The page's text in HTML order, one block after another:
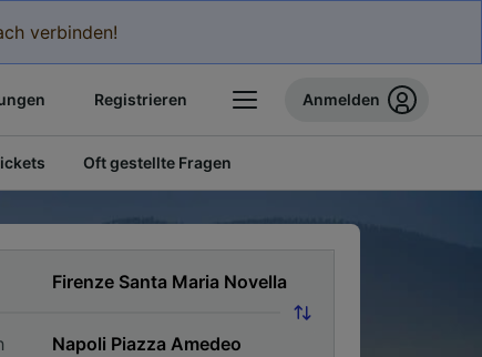
verbinden!
Registrieren Anmelden
Oft gestellte Fragen